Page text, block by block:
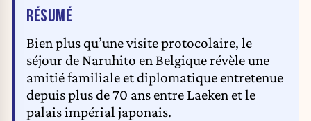
RÉSUMÉDE L'ARTICLE
Bien plus qu’une visite protocolaire, le
séjour de Naruhito en Belgique révèle une
amitié familiale et diplomatique entretenue
depuis plus de 70 ans entre Laeken et le
palais impérial japonais.